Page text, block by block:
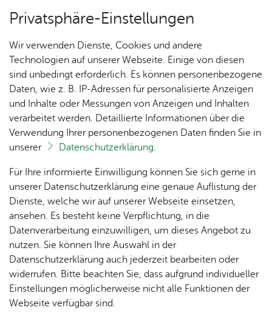
Un­se­re Ort­schaft
Ak­tu­
1250
Jahre
Ai­lin­
gen
Zah­
len,
Daten
& Fak­
ten
Ai­lin­
ger
Fe­ri­
en­
Orts­
vor­
& Ort­
schaft
s­rat
Ver­
eins­le­
ben
Ak­ti­on
mein­
sinn
Ai­lin­
gen
Öf­
fent­li­
Bil­der
Orts­
plan
Aus­bil­
dung
& of­fe­
1250 Jahre Ai­lin­gen
Vor­le­sen
Gruß­wor­te
zum Jubiläum „1250 Jahre Ailingen“
...​Auch wenn sich in den 1250 Jah­ren vie­les
ver­än­dert hat, eines bleibt: Die Men­schen
füh­len sich wohl in ihrer Ort­schaft, sie hal­
ten zu­sam­men und sie ge­nie­ßen die Schön­
Privatsphäre-Einstellungen
Wir verwenden Dienste, Cookies und andere
Technologien auf unserer Webseite. Einige von diesen
sind unbedingt erforderlich. Es können personenbezogene
Daten, wie z. B. IP-Adressen für personalisierte Anzeigen
und Inhalte oder Messungen von Anzeigen und Inhalten
verarbeitet werden. Detaillierte Informationen über die
Verwendung Ihrer personenbezogenen Daten finden Sie in
unserer
Datenschutzerklärung.
Für Ihre informierte Einwilligung können Sie sich gerne in
unserer Datenschutzerklärung eine genaue Auflistung der
Dienste, welche wir auf unserer Webseite einsetzen,
ansehen. Es besteht keine Verpflichtung, in die
Datenverarbeitung einzuwilligen, um dieses Angebot zu
nutzen. Sie können Ihre Auswahl in der
Datenschutzerklärung auch jederzeit bearbeiten oder
widerrufen. Bitte beachten Sie, dass aufgrund individueller
Einstellungen möglicherweise nicht alle Funktionen der
Webseite verfügbar sind.